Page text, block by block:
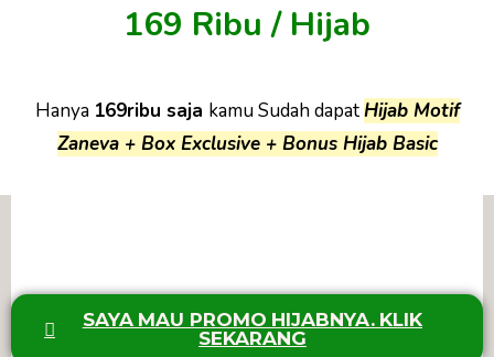
169 Ribu / Hijab
Hanya 169ribu saja kamu Sudah dapatHijab Motif
Zaneva + Box Exclusive + Bonus Hijab Basic
SAYA MAU PROMO HIJABNYA. KLIK
SEKARANG